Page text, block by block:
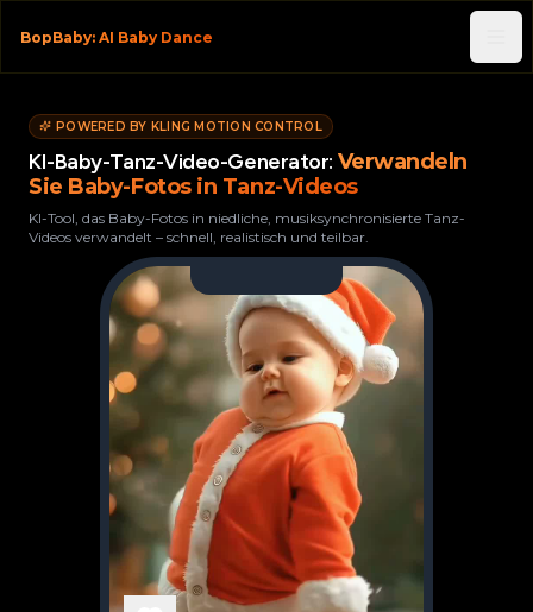
BopBaby: AI Baby Dance
POWERED BY KLING MOTION CONTROL
KI-Baby-Tanz-Video-Generator: Verwandeln
Sie Baby-Fotos in Tanz-Videos
KI-Tool, das Baby-Fotos in niedliche, musiksynchronisierte Tanz-
Videos verwandelt – schnell, realistisch und teilbar.